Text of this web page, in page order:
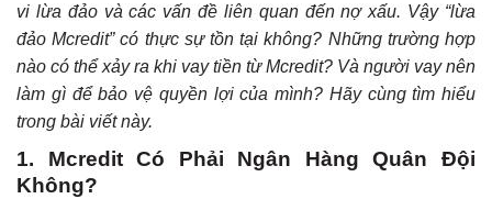
vi lừa đảo và các vấn đề liên quan đến nợ xấu. Vậy “lừa
đảo Mcredit” có thực sự tồn tại không? Những trường hợp
nào có thể xảy ra khi vay tiền từ Mcredit? Và người vay nên
làm gì để bảo vệ quyền lợi của mình? Hãy cùng tìm hiểu
trong bài viết này.
1. Mcredit Có Phải Ngân Hàng Quân Đội
Không?